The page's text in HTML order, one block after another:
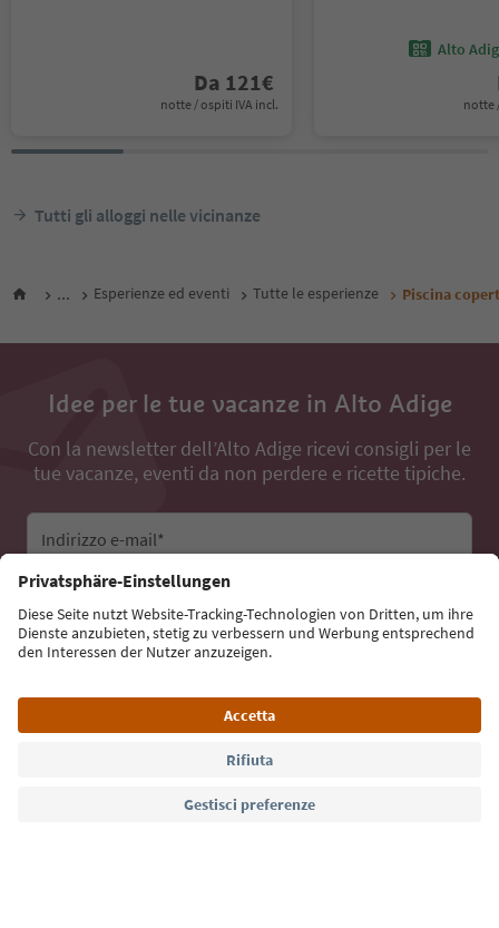
Da 121€
notte / ospiti IVA incl.
Alto
notte
Tutti gli alloggi nelle vicinanze
... Esperienze ed eventi Tutte le esperienze Piscina
Idee per le tue vacanze in Alto Adige
Con la newsletter dell’Alto Adige ricevi consigli per le
tue vacanze, eventi da non perdere e ricette tipiche.
Indirizzo e-mail*
Iscriviti alla newsletter